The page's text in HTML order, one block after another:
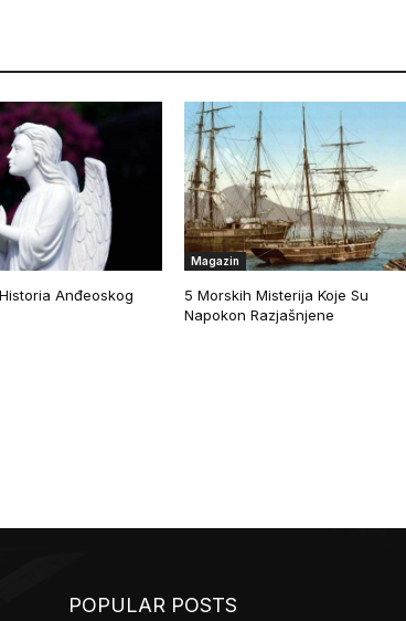
Anđeoskog
Magazin
5 Morskih Misterija Koje Su
Napokon Razjašnjene
POPULAR POSTS